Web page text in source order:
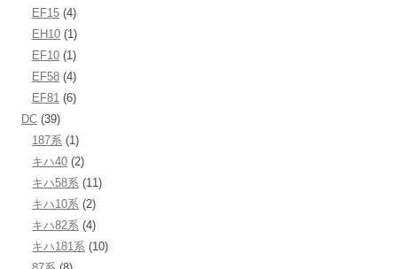
EF15 (4)
EH10 (1)
EF10 (1)
EF58 (4)
EF81 (6)
DC (39)
187系 (1)
キハ40 (2)
キハ58系 (11)
キハ10系 (2)
キハ82系 (4)
キハ181系 (10)